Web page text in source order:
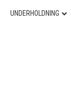
UNDERHOLDNING